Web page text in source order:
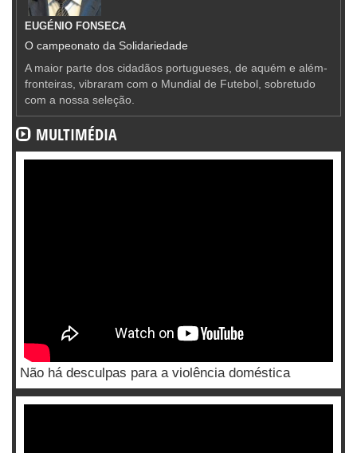
EUGÉNIO FONSECA
O campeonato da Solidariedade
A maior parte dos cidadãos portugueses, de aquém e além-
fronteiras, vibraram com o Mundial de Futebol, sobretudo
com a nossa seleção.
MULTIMÉDIA
Não há desculpas para a violência doméstica